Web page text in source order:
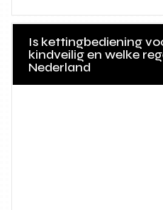
Is kettingbediening
kindveilig en welke
Nederland